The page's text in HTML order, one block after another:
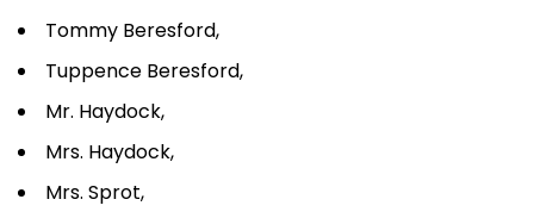
Tommy Beresford,
Tuppence Beresford,
Mr. Haydock,
Mrs. Haydock,
Mrs. Sprot,